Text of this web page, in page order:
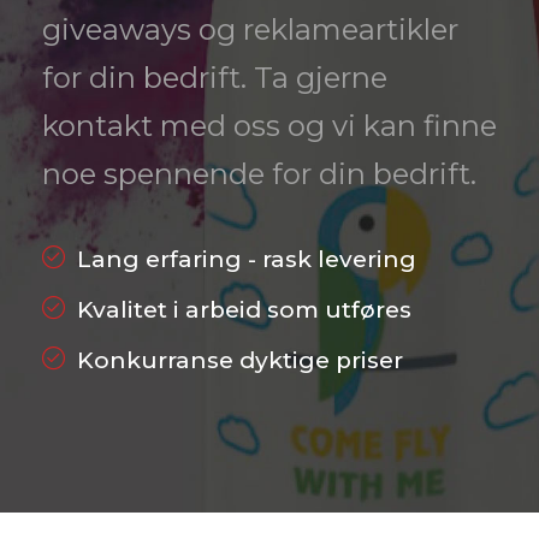
giveaways og reklameartikler
for din bedrift. Ta gjerne
kontakt med oss og vi kan finne
noe spennende for din bedrift.
Lang erfaring - rask levering
Kvalitet i arbeid som utføres
Konkurranse dyktige priser